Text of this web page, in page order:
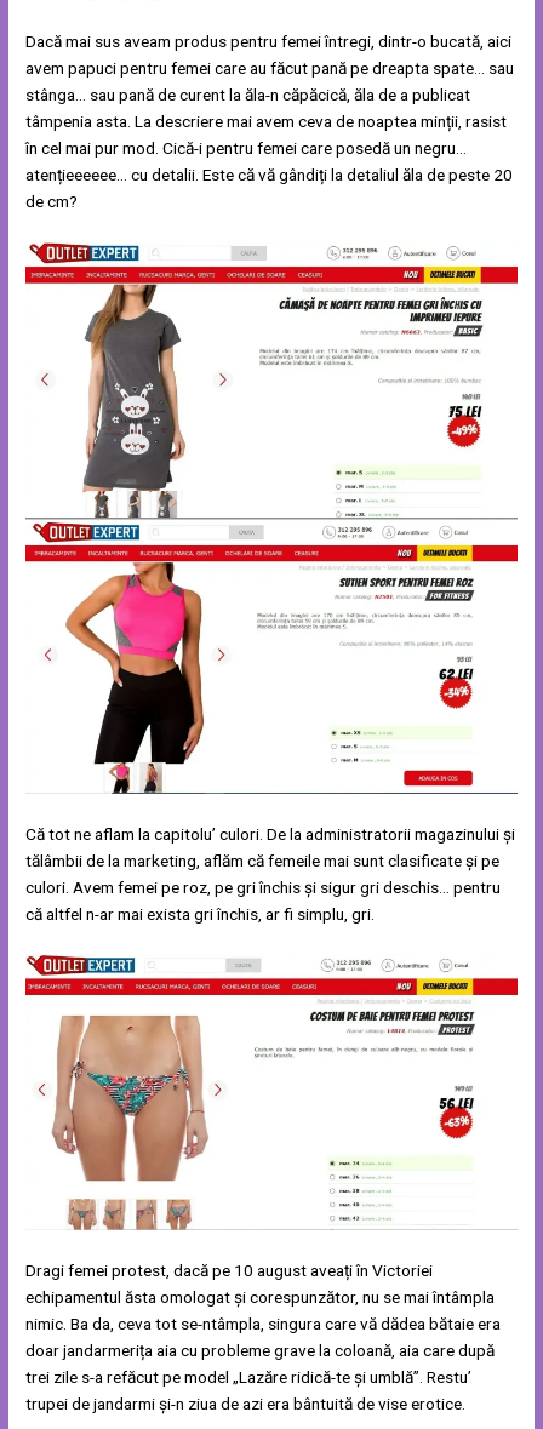
Dacă mai sus aveam produs pentru femei întregi, dintr-o bucată, aici
avem papuci pentru femei care au făcut pană pe dreapta spate… sau
stânga… sau pană de curent la ăla-n căpăcică, ăla de a publicat
tâmpenia asta. La descriere mai avem ceva de noaptea minții, rasist
în cel mai pur mod. Cică-i pentru femei care posedă un negru…
atențieeeeee… cu detalii. Este că vă gândiți la detaliul ăla de peste 20
de cm?
Că tot ne aflam la capitolu’ culori. De la administratorii magazinului și
tălâmbii de la marketing, aflăm că femeile mai sunt clasificate și pe
culori. Avem femei pe roz, pe gri închis și sigur gri deschis… pentru
că altfel n-ar mai exista gri închis, ar fi simplu, gri.
Dragi femei protest, dacă pe 10 august aveați în Victoriei
echipamentul ăsta omologat și corespunzător, nu se mai întâmpla
nimic. Ba da, ceva tot se-ntâmpla, singura care vă dădea bătaie era
doar jandarmerița aia cu probleme grave la coloană, aia care după
trei zile s-a refăcut pe model „Lazăre ridică-te și umblă”. Restu’
trupei de jandarmi și-n ziua de azi era bântuită de vise erotice.